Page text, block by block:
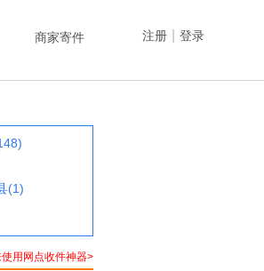
注册 登录
商家寄件
(1)
用网点收件神器>